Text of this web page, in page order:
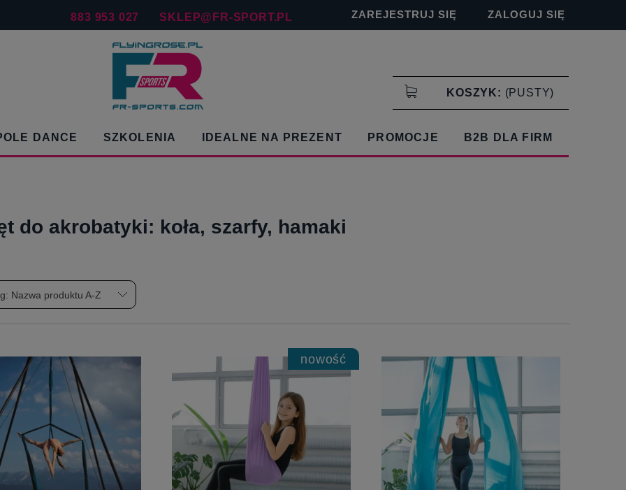
883 953 027 SKLEP@FR-SPORT.PL ZAREJESTRUJ SIĘ ZALOGUJ SIĘ
KOSZYK: (PUSTY)
DANCE SZKOLENIA IDEALNE NA PREZENT PROMOCJE B2B DLA FIRM
do akrobatyki: koła, szarfy, hamaki
Nazwa produktu A-Z
nowość